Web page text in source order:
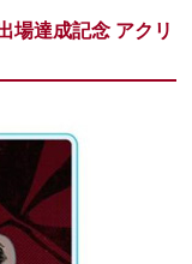
場達成記念 アクリ